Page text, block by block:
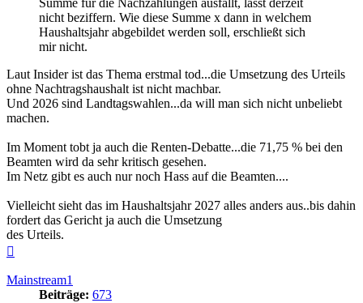
nicht beziffern. Wie diese Summe x dann in welchem
Haushaltsjahr abgebildet werden soll, erschließt sich
mir nicht.
Laut Insider ist das Thema erstmal tod...die Umsetzung des Urteils
ohne Nachtragshaushalt ist nicht machbar.
Und 2026 sind Landtagswahlen...da will man sich nicht unbeliebt
machen.
Im Moment tobt ja auch die Renten-Debatte...die 71,75 % bei den
Beamten wird da sehr kritisch gesehen.
Im Netz gibt es auch nur noch Hass auf die Beamten....
Vielleicht sieht das im Haushaltsjahr 2027 alles anders aus..bis dahin
fordert das Gericht ja auch die Umsetzung
des Urteils.
Mainstream1
Beiträge: 673